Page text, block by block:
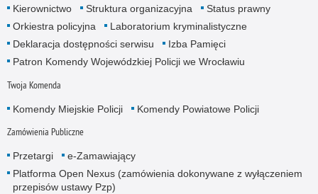
Kierownictwo Struktura organizacyjna
Status prawny
Orkiestra policyjna
Laboratorium kryminalistyczne
Deklaracja dostępności serwisu
Izba Pamięci
Patron Komendy Wojewódzkiej Policji we Wrocławiu
Twoja Komenda
Komendy Miejskie Policji Komendy Powiatowe Policji
Zamówienia Publiczne
Przetargi
e-Zamawiający
Platforma Open Nexus (zamówienia dokonywane z wyłączeniem
przepisów ustawy Pzp)